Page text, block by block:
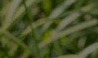
verkoston, jotka
edetä.